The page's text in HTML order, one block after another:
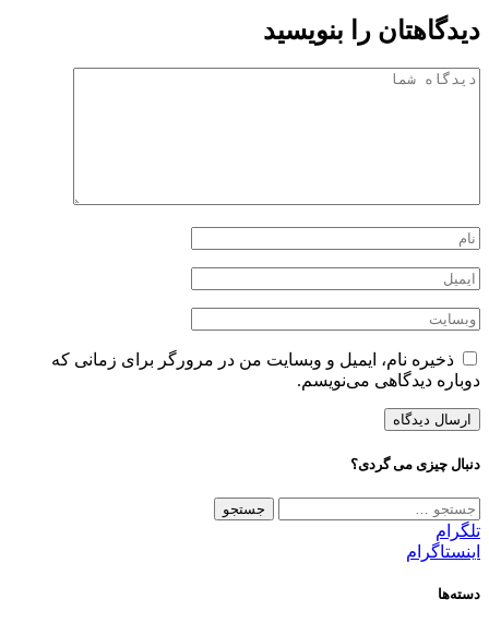
دیدگاهتان را بنویسید
ذخیره نام، ایمیل و وبسایت من در مرورگر برای زمانی که
دوباره دیدگاهی می‌نویسم.
دنبال چیزی می گردی؟
جستجو
برای:
تلگرام
اینستاگرام
دسته‌ها